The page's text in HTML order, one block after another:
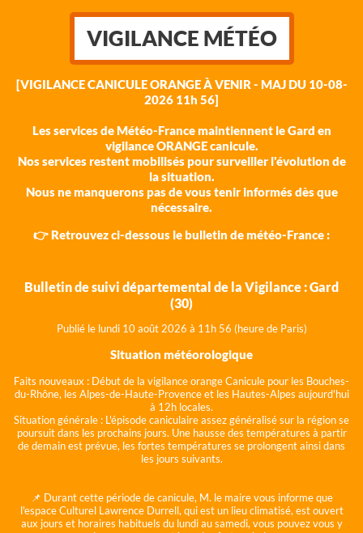
VIGILANCE MÉTÉO
[VIGILANCE CANICULE ORANGE À VENIR - MAJ DU 10-08-
2026 11h 56]
Les services de Météo-France maintiennent le Gard en
vigilance ORANGE canicule.
Nos services restent mobilisés pour surveiller l'évolution de
la situation.
Nous ne manquerons pas de vous tenir informés dès que
nécessaire.
👉 Retrouvez ci-dessous le bulletin de météo-France :
Bulletin de suivi départemental de la Vigilance : Gard
(30)
Publié le lundi 10 août 2026 à 11h 56 (heure de Paris)
Situation météorologique
Faits nouveaux : Début de la vigilance orange Canicule pour les Bouches-
du-Rhône, les Alpes-de-Haute-Provence et les Hautes-Alpes aujourd'hui
à 12h locales.
Situation générale : L'épisode caniculaire assez généralisé sur la région se
poursuit dans les prochains jours. Une hausse des températures à partir
de demain est prévue, les fortes températures se prolongent ainsi dans
les jours suivants.
📌 Durant cette période de canicule, M. le maire vous informe que
l'espace Culturel Lawrence Durrell, qui est un lieu climatisé, est ouvert
aux jours et horaires habituels du lundi au samedi, vous pouvez vous y